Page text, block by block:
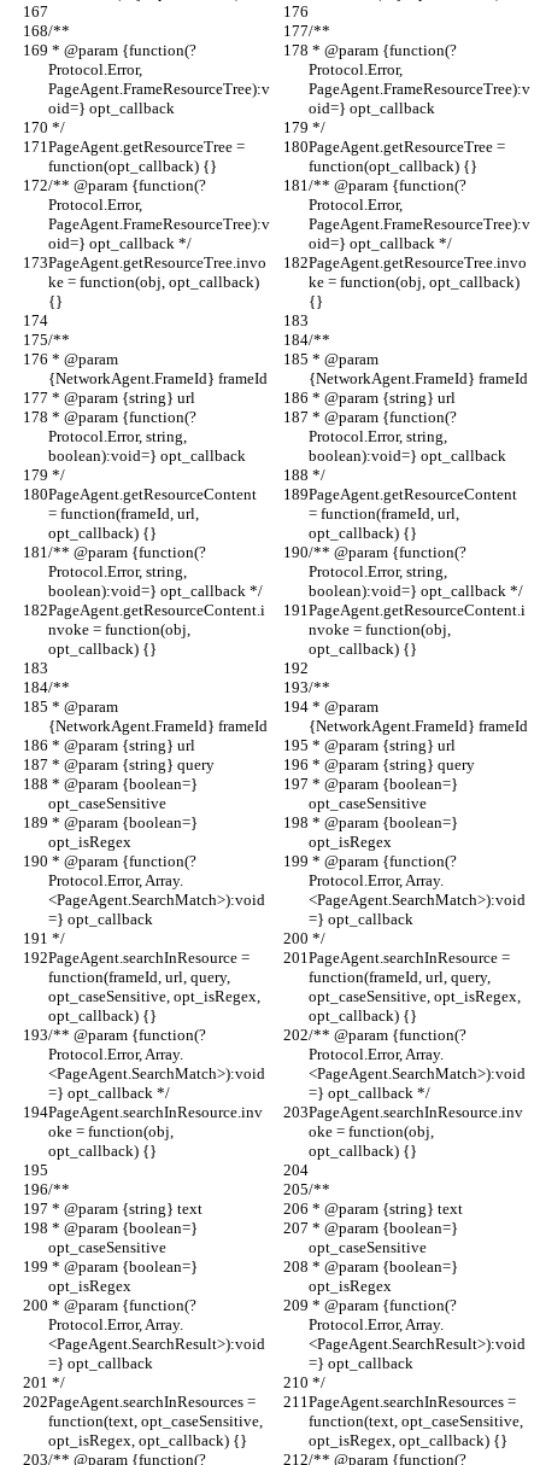
/**
/**
Protocol.Error,
PageAgent.FrameResourceTree):v
oid=} opt_callback
Protocol.Error,
PageAgent.FrameResourceTree):v
oid=} opt_callback
*/
*/
PageAgent.getResourceTree =
function(opt_callback) {}
PageAgent.getResourceTree =
function(opt_callback) {}
/** @param {function(?
Protocol.Error,
PageAgent.FrameResourceTree):v
oid=} opt_callback */
/** @param {function(?
Protocol.Error,
PageAgent.FrameResourceTree):v
oid=} opt_callback */
PageAgent.getResourceTree.invo
ke = function(obj, opt_callback)
{}
PageAgent.getResourceTree.invo
ke = function(obj, opt_callback)
{}
/**
/**
{NetworkAgent.FrameId} frameId
{NetworkAgent.FrameId} frameId
* @param {string} url
* @param {string} url
Protocol.Error, string,
boolean):void=} opt_callback
Protocol.Error, string,
boolean):void=} opt_callback
*/
*/
PageAgent.getResourceContent
= function(frameId, url,
opt_callback) {}
PageAgent.getResourceContent
= function(frameId, url,
opt_callback) {}
/** @param {function(?
Protocol.Error, string,
boolean):void=} opt_callback */
/** @param {function(?
Protocol.Error, string,
boolean):void=} opt_callback */
PageAgent.getResourceContent.i
nvoke = function(obj,
opt_callback) {}
PageAgent.getResourceContent.i
nvoke = function(obj,
opt_callback) {}
/**
/**
{NetworkAgent.FrameId} frameId
{NetworkAgent.FrameId} frameId
* @param {string} url
* @param {string} url
* @param {string} query
* @param {string} query
opt_caseSensitive
opt_caseSensitive
opt_isRegex
opt_isRegex
Protocol.Error, Array.
<PageAgent.SearchMatch>):void
=} opt_callback
Protocol.Error, Array.
<PageAgent.SearchMatch>):void
=} opt_callback
*/
*/
PageAgent.searchInResource =
function(frameId, url, query,
opt_caseSensitive, opt_isRegex,
opt_callback) {}
PageAgent.searchInResource =
function(frameId, url, query,
opt_caseSensitive, opt_isRegex,
opt_callback) {}
/** @param {function(?
Protocol.Error, Array.
<PageAgent.SearchMatch>):void
=} opt_callback */
/** @param {function(?
Protocol.Error, Array.
<PageAgent.SearchMatch>):void
=} opt_callback */
PageAgent.searchInResource.inv
oke = function(obj,
opt_callback) {}
PageAgent.searchInResource.inv
oke = function(obj,
opt_callback) {}
/**
/**
* @param {string} text
* @param {string} text
opt_caseSensitive
opt_caseSensitive
opt_isRegex
opt_isRegex
Protocol.Error, Array.
<PageAgent.SearchResult>):void
=} opt_callback
Protocol.Error, Array.
<PageAgent.SearchResult>):void
=} opt_callback
*/
*/
PageAgent.searchInResources =
function(text, opt_caseSensitive,
opt_isRegex, opt_callback) {}
PageAgent.searchInResources =
function(text, opt_caseSensitive,
opt_isRegex, opt_callback) {}
/** @param {function(?
/** @param {function(?